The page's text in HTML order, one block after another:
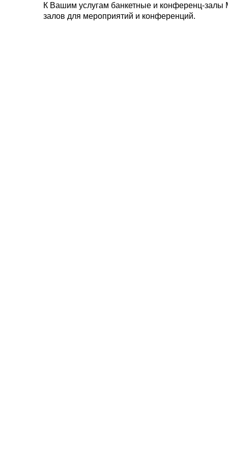
К Вашим услугам банкетные и конференц-залы
залов для мероприятий и конференций.